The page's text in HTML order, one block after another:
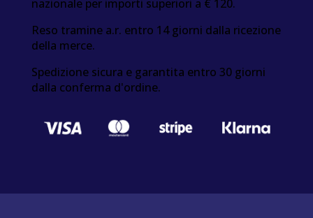
nazionale per importi superiori a € 120.
Reso tramine a.r. entro 14 giorni dalla ricezione
della merce.
Spedizione sicura e garantita entro 30 giorni
dalla conferma d'ordine.